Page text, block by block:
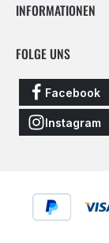
INFORMATIONEN
FOLGE UNS
Facebook
Instagram